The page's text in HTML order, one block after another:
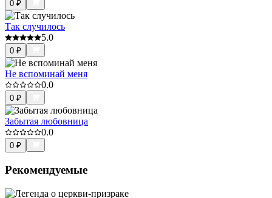
0 ₽
Так случилось
5.0
0 ₽
Не вспоминай меня
0.0
0 ₽
Забытая любовница
0.0
0 ₽
Рекомендуемые